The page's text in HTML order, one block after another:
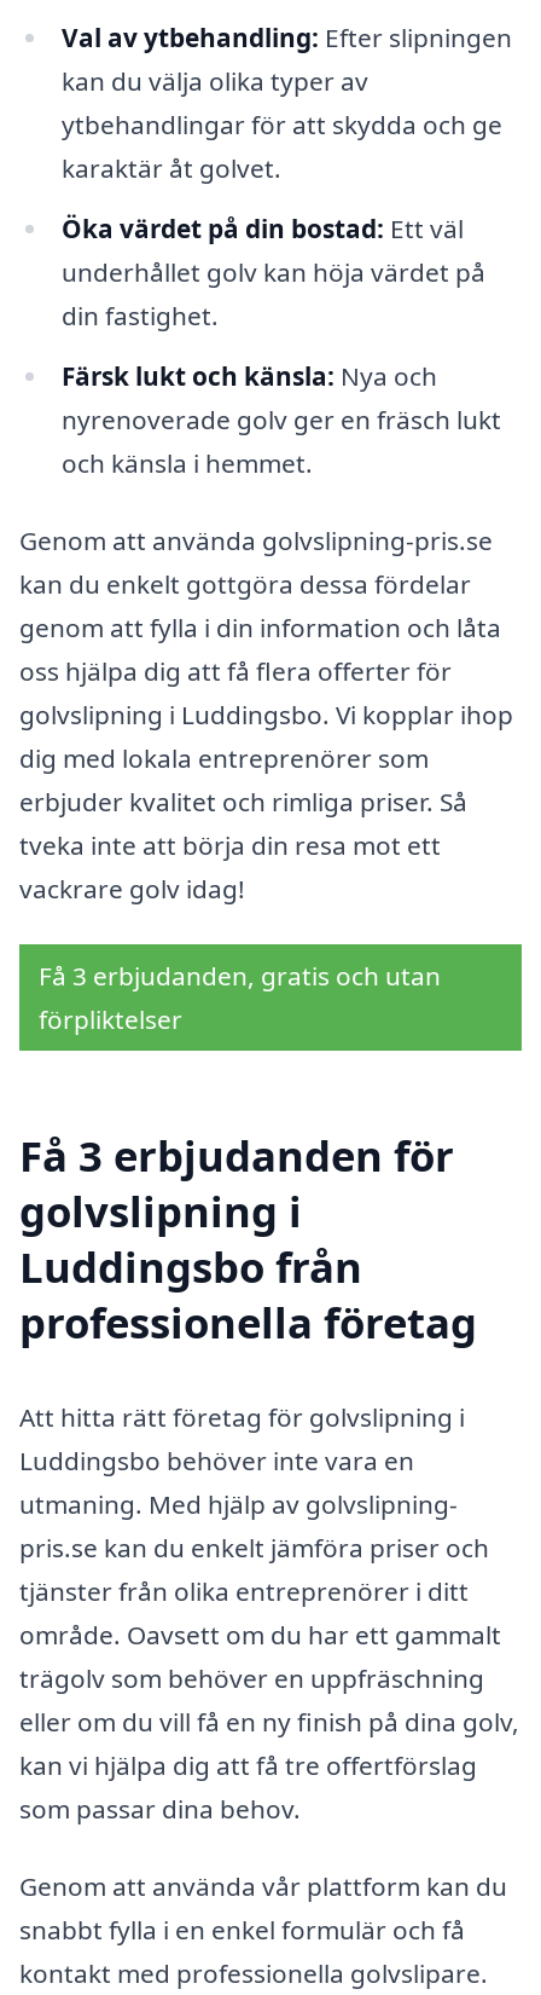
Val av ytbehandling: Efter slipningen
kan du välja olika typer av
ytbehandlingar för att skydda och ge
karaktär åt golvet.
Öka värdet på din bostad: Ett väl
underhållet golv kan höja värdet på
din fastighet.
Färsk lukt och känsla: Nya och
nyrenoverade golv ger en fräsch lukt
och känsla i hemmet.
Genom att använda golvslipning-pris.se
kan du enkelt gottgöra dessa fördelar
genom att fylla i din information och låta
oss hjälpa dig att få flera offerter för
golvslipning i Luddingsbo. Vi kopplar ihop
dig med lokala entreprenörer som
erbjuder kvalitet och rimliga priser. Så
tveka inte att börja din resa mot ett
vackrare golv idag!
Få 3 erbjudanden, gratis och utan
förpliktelser
Få 3 erbjudanden för
golvslipning i
Luddingsbo från
professionella företag
Att hitta rätt företag för golvslipning i
Luddingsbo behöver inte vara en
utmaning. Med hjälp av golvslipning-
pris.se kan du enkelt jämföra priser och
tjänster från olika entreprenörer i ditt
område. Oavsett om du har ett gammalt
trägolv som behöver en uppfräschning
eller om du vill få en ny finish på dina golv,
kan vi hjälpa dig att få tre offertförslag
som passar dina behov.
Genom att använda vår plattform kan du
snabbt fylla i en enkel formulär och få
kontakt med professionella golvslipare.